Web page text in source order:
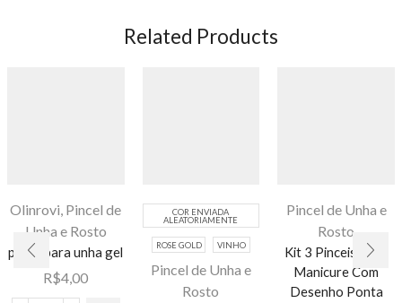
Related Products
Olinrovi, Pincel de
Unha e Rosto
pincel para unha gel
R$4,00
COR ENVIADA
ALEATORIAMENTE
ROSE GOLD VINHO
Pincel de Unha e
Rosto
Pincel de Unha e
Rosto
Kit 3 Pinceis Para
Manicure Com
Desenho Ponta